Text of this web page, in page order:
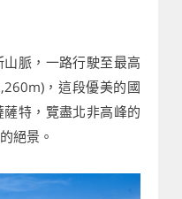
脈，一路行駛至最高
，這段優美的國
特，覽盡北非高峰的
絕景。